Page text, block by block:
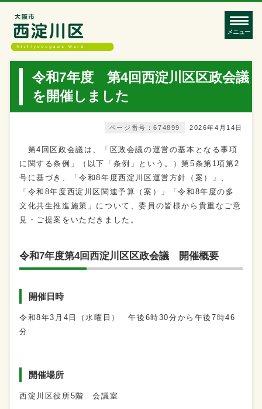
メニュー
令和7年度 第4回西淀川区区政会議
を開催しました
2026年4月14日
ページ番号：674899
第4回区政会議は、「区政会議の運営の基本となる事項
に関する条例」（以下「条例」という。）第5条第1項第2
号に基づき、「令和8年度西淀川区運営方針（案）」、
「令和8年度西淀川区関連予算（案）」「令和8年度の多
文化共生推進施策」について、委員の皆様から貴重なご意
見・ご提案をいただきました。
令和7年度第4回西淀川区区政会議 開催概要
開催日時
令和8年3月4日（水曜日） 午後6時30分から午後7時46
分
開催場所
西淀川区役所5階 会議室